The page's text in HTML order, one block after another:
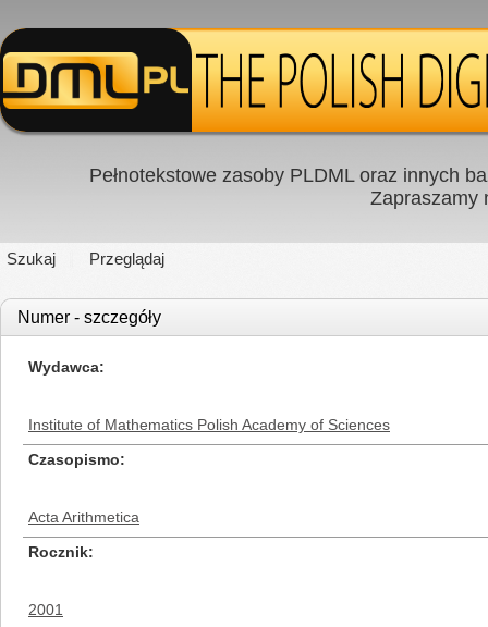
Pełnotekstowe zasoby PLDML oraz innych
Zapraszamy
Szukaj Przeglądaj
Numer - szczegóły
Wydawca
Institute of Mathematics Polish Academy of Sciences
Czasopismo
Acta Arithmetica
Rocznik
2001